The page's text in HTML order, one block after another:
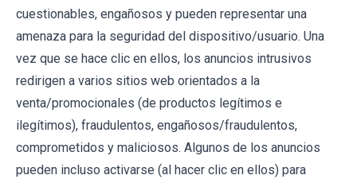
cuestionables, engañosos y pueden representar una
amenaza para la seguridad del dispositivo/usuario. Una
vez que se hace clic en ellos, los anuncios intrusivos
redirigen a varios sitios web orientados a la
venta/promocionales (de productos legítimos e
ilegítimos), fraudulentos, engañosos/fraudulentos,
comprometidos y maliciosos. Algunos de los anuncios
pueden incluso activarse (al hacer clic en ellos) para